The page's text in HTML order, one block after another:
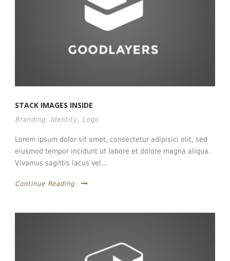
STACK IMAGES INSIDE
Branding, Identity, Logo
Lorem ipsum dolor sit amet, consectetur adipisici elit, sed
eiusmod tempor incidunt ut labore et dolore magna aliqua.
Vivamus sagittis lacus vel...
Continue Reading